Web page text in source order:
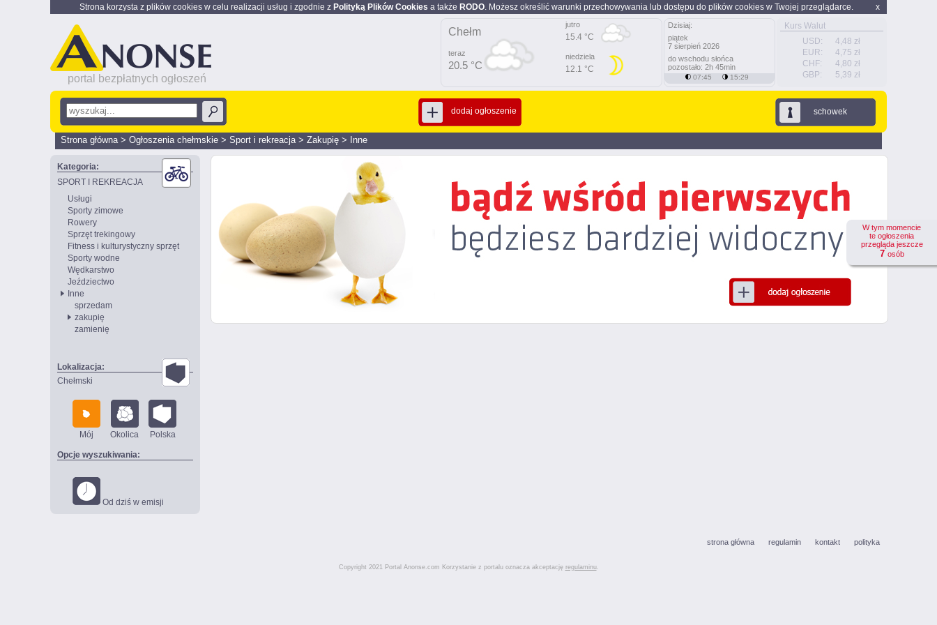
x
Strona korzysta z plików cookies w celu realizacji usług i zgodnie z Polityką Plików Cookies a także RODO. Możesz określić warunki przechowywania lub dostępu do plików cookies w Twojej przeglądarce.
portal bezpłatnych ogłoszeń
Kurs Walut
USD:
4,48 zł
EUR:
4,75 zł
CHF:
4,80 zł
GBP:
5,39 zł
Chełm
teraz
20.5 °C
jutro
15.4 °C
niedziela
12.1 °C
Dzisiaj:
piątek
7 sierpień 2026
do wschodu słońca
pozostało: 2h 45min
07:45 15:29
schowek
dodaj ogłoszenie
Strona główna> Ogłoszenia chełmskie > Sport i rekreacja> Zakupię > Inne
Kategoria:
SPORT I REKREACJA
Usługi
Sporty zimowe
Rowery
Sprzęt trekingowy
Fitness i kulturystyczny sprzęt
Sporty wodne
Wędkarstwo
Jeździectwo
Inne
sprzedam
zakupię
zamienię
Lokalizacja:
Chełmski
Mój Okolica Polska
Opcje wyszukiwania:
Od dziś w emisji
W tym momencie
te ogłoszenia
przegląda jeszcze
7 osób
strona główna regulamin kontakt polityka
Copyright 2021 Portal Anonse.com Korzystanie z portalu oznacza akceptację regulaminu.